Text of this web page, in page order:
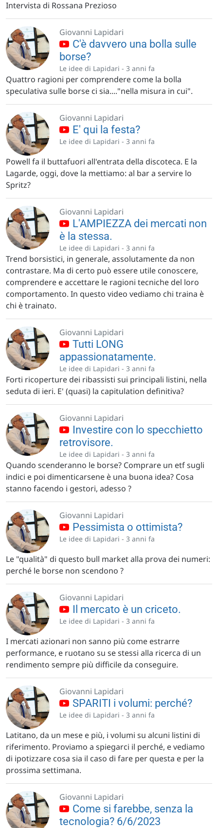
Intervista di Rossana Prezioso
Giovanni Lapidari
C'è davvero una bolla sulle
borse?
Le idee di Lapidari - 3 anni fa
Quattro ragioni per comprendere come la bolla
speculativa sulle borse ci sia...."nella misura in cui".
Giovanni Lapidari
E' qui la festa?
Le idee di Lapidari - 3 anni fa
Powell fa il buttafuori all'entrata della discoteca. E la
Lagarde, oggi, dove la mettiamo: al bar a servire lo
Spritz?
Giovanni Lapidari
L'AMPIEZZA dei mercati non
è la stessa.
Le idee di Lapidari - 3 anni fa
Trend borsistici, in generale, assolutamente da non
contrastare. Ma di certo può essere utile conoscere,
comprendere e accettare le ragioni tecniche del loro
comportamento. In questo video vediamo chi traina è
chi è trainato.
Giovanni Lapidari
Tutti LONG
appassionatamente.
Le idee di Lapidari - 3 anni fa
Forti ricoperture dei ribassisti sui principali listini, nella
seduta di ieri. E' (quasi) la capitulation definitiva?
Giovanni Lapidari
Investire con lo specchietto
retrovisore.
Le idee di Lapidari - 3 anni fa
Quando scenderanno le borse? Comprare un etf sugli
indici e poi dimenticarsene è una buona idea? Cosa
stanno facendo i gestori, adesso ?
Giovanni Lapidari
Pessimista o ottimista?
Le idee di Lapidari - 3 anni fa
Le "qualità" di questo bull market alla prova dei numeri:
perché le borse non scendono ?
Giovanni Lapidari
Il mercato è un criceto.
Le idee di Lapidari - 3 anni fa
I mercati azionari non sanno più come estrarre
performance, e ruotano su se stessi alla ricerca di un
rendimento sempre più difficile da conseguire.
Giovanni Lapidari
SPARITI i volumi: perché?
Le idee di Lapidari - 3 anni fa
Latitano, da un mese e più, i volumi su alcuni listini di
riferimento. Proviamo a spiegarci il perché, e vediamo
di ipotizzare cosa sia il caso di fare per questa e per la
prossima settimana.
Giovanni Lapidari
Come si farebbe, senza la
tecnologia? 6/6/2023